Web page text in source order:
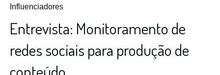
Influenciadores
Entrevista: Monitoramento de
redes sociais para produção de